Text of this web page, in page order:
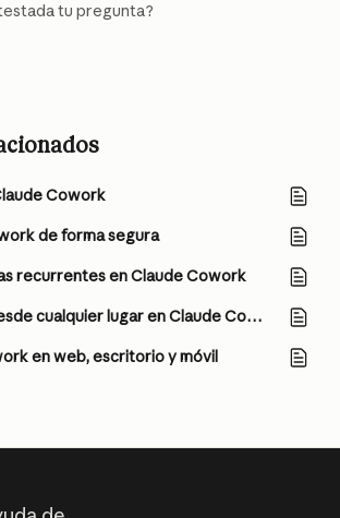
tu pregunta?
Cowork
de forma segura
recurrentes en Claude Cowork
Asigna tareas desde cualquier lugar en Claude Cowork
en web, escritorio y móvil